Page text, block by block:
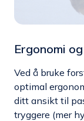
Ergonomi
Ved å bruke
optimal
ditt ansikt til
tryggere (mer